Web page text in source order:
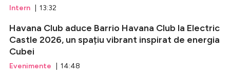
Intern | 13:32
Havana Club aduce Barrio Havana Club la Electric
Castle 2026, un spațiu vibrant inspirat de energia
Cubei
Evenimente | 14:48